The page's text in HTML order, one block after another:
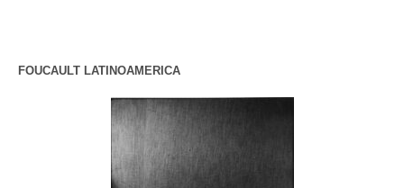
FOUCAULT LATINOAMERICA